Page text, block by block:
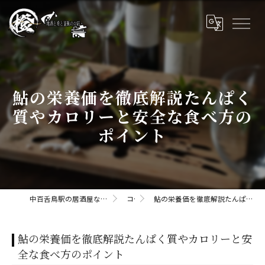
鮎の栄養価を徹底解説たんぱく
質やカロリーと安全な食べ方の
ポイント
中百舌鳥駅の居酒屋なら橙daidaii-地酒と肴と釜飯のお店 コラム 鮎の栄養価を徹底解説たんぱく質やカロリーと安全な食べ方のポイント
鮎の栄養価を徹底解説たんぱく質やカロリーと安
全な食べ方のポイント